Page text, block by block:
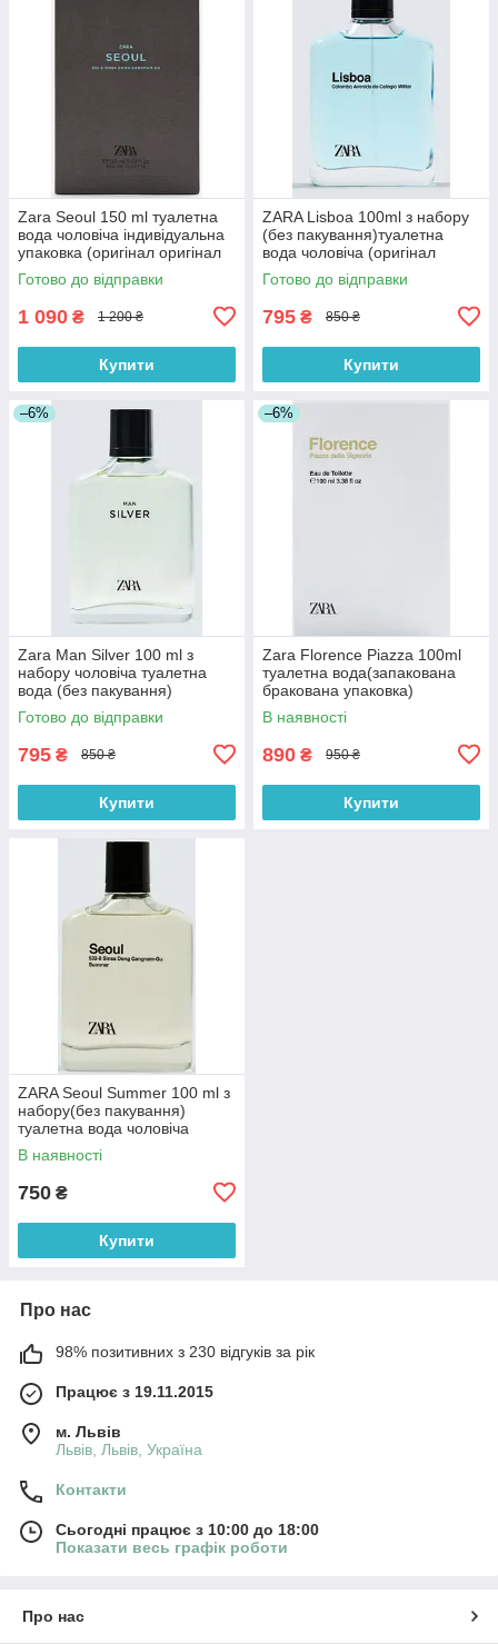
Zara Seoul 150 ml туалетна
вода чоловіча індивідуальна
упаковка (оригінал оригінал
Іспанія)
Готово до відправки
1 090 ₴ 1 200 ₴
Купити
ZARA Lisboa 100ml з набору
(без пакування)туалетна
вода чоловіча (оригінал
оригінал Іспанія)
Готово до відправки
795 ₴ 850 ₴
Купити
–6%
Zara Man Silver 100 ml з
набору чоловіча туалетна
вода (без пакування)
(оригінал оригінал Іспанія)
Готово до відправки
795 ₴ 850 ₴
Купити
–6%
Zara Florence Piazza 100ml
туалетна вода(запакована
бракована упаковка)
(оригінал оригінал Іспанія)
В наявності
890 ₴ 950 ₴
Купити
ZARA Seoul Summer 100 ml з
набору(без пакування)
туалетна вода чоловіча
(оригінал оригінал Іспанія)
В наявності
750 ₴
Купити
Про нас
98% позитивних з 230 відгуків за рік
Працює з 19.11.2015
м. Львів
Львів, Львів, Україна
Контакти
Сьогодні працює з 10:00 до 18:00
Показати весь графік роботи
Про нас